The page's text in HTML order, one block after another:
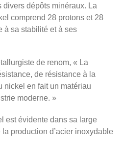
dépôts minéraux. La
comprend 28 protons et 28
à sa stabilité et à ses
de renom, « La
de résistance à la
nickel en fait un matériau
moderne. »
est évidente dans sa large
production d’acier inoxydable